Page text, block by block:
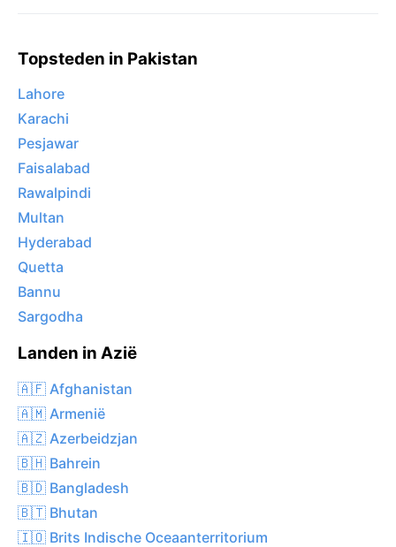
Topsteden in Pakistan
Lahore
Karachi
Pesjawar
Faisalabad
Rawalpindi
Multan
Hyderabad
Quetta
Bannu
Sargodha
Landen in Azië
🇦🇫 Afghanistan
🇦🇲 Armenië
🇦🇿 Azerbeidzjan
🇧🇭 Bahrein
🇧🇩 Bangladesh
🇧🇹 Bhutan
🇮🇴 Brits Indische Oceaanterritorium